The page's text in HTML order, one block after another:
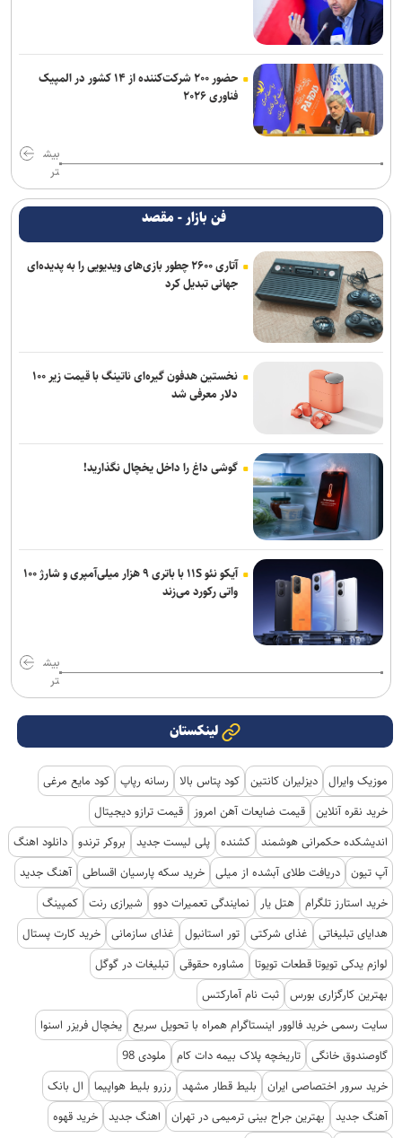
حضور ۲۰۰ شرکت‌کننده از ۱۴ کشور در المپیک
فناوری ۲۰۲۶
بیش
تر
فن بازار - مقصد
آتاری ۲۶۰۰ چطور بازی‌های ویدیویی را به پدیده‌ای
جهانی تبدیل کرد
نخستین هدفون گیره‌ای ناتینگ با قیمت زیر ۱۰۰
دلار معرفی شد
گوشی داغ را داخل یخچال نگذارید!
آیکو نئو ۱۱S با باتری ۹ هزار میلی‌آمپری و شارژ ۱۰۰
واتی رکورد می‌زند
بیش
تر
لینکستان
موزیک وایرال دیزلیران کانتین کود پتاس بالا رسانه رپاپ کود مایع مرغی
خرید نقره آنلاین قیمت ضایعات آهن امروز
قیمت ترازو دیجیتال
اندیشکده حکمرانی هوشمند کشنده پلی لیست جدید بروکر ترندو دانلود اهنگ
آپ تیون دریافت طلای آبشده از میلی خرید سکه پارسیان اقساطی آهنگ جدید
خرید استارز تلگرام هتل یار نمایندگی تعمیرات دوو شیرازی رنت کمپینگ
هدایای تبلیغاتی
غذای شرکتی تور استانبول غذای سازمانی خرید کارت پستال
لوازم یدکی تویوتا قطعات تویوتا
مشاوره حقوقی تبلیغات در گوگل
بهترین کارگزاری بورس ثبت نام آمارکتس
سایت رسمی خرید فالوور اینستاگرام همراه با تحویل سریع یخچال فریزر اسنوا
گاوصندوق خانگی تاریخچه پلاک بیمه دات کام
ملودی 98
خرید سرور اختصاصی ایران
بلیط قطار مشهد رزرو بلیط هواپیما
ال بانک
آهنگ جدید
بهترین جراح بینی ترمیمی در تهران اهنگ جدید خرید قهوه